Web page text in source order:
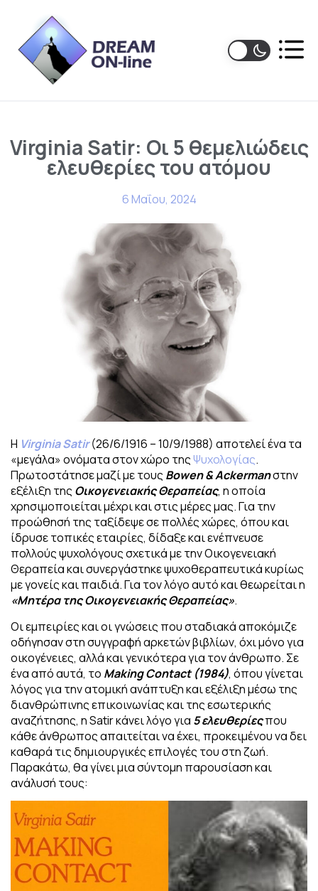
Virginia Satir: Οι 5 θεμελιώδεις
ελευθερίες του ατόμου
6 Μαΐου, 2024
Η Virginia Satir (26/6/1916 – 10/9/1988) αποτελεί ένα τα
«μεγάλα» ονόματα στον χώρο τηςΨυχολογίας.
Πρωτοστάτησε μαζί με τους Bowen & Ackermanστην
εξέλιξη της Οικογενειακής Θεραπείας, η οποία
χρησιμοποιείται μέχρι και στις μέρες μας. Για την
προώθησή της ταξίδεψε σε πολλές χώρες, όπου και
ίδρυσε τοπικές εταιρίες, δίδαξε και ενέπνευσε
πολλούς ψυχολόγους σχετικά με την Οικογενειακή
Θεραπεία και συνεργάστηκε ψυχοθεραπευτικά κυρίως
με γονείς και παιδιά. Για τον λόγο αυτό και θεωρείται η
«Μητέρα της Οικογενειακής Θεραπείας».
Οι εμπειρίες και οι γνώσεις που σταδιακά αποκόμιζε
οδήγησαν στη συγγραφή αρκετών βιβλίων, όχι μόνο για
οικογένειες, αλλά και γενικότερα για τον άνθρωπο. Σε
ένα από αυτά, το Making Contact (1984), όπου γίνεται
λόγος για την ατομική ανάπτυξη και εξέλιξη μέσω της
διανθρώπινης επικοινωνίας και της εσωτερικής
αναζήτησης, η Satir κάνει λόγο για 5 ελευθερίεςπου
κάθε άνθρωπος απαιτείται να έχει, προκειμένου να δει
καθαρά τις δημιουργικές επιλογές του στη ζωή.
Παρακάτω, θα γίνει μια σύντομη παρουσίαση και
ανάλυσή τους: